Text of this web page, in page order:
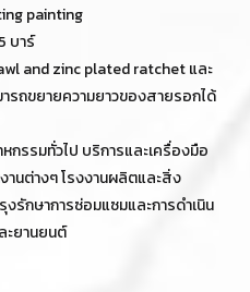
painting
บาร์
and zinc plated ratchet และ
รถขยายความยาวของสายรอกได้
หกรรมทั่วไป บริการและเครื่องมือ
านต่างๆ โรงงานผลิตและสิ่ง
รักษาการซ่อมแซมและการดำเนิน
ะยานยนต์